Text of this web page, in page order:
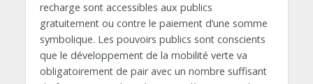
recharge sont accessibles aux publics
gratuitement ou contre le paiement d’une somme
symbolique. Les pouvoirs publics sont conscients
que le développement de la mobilité verte va
obligatoirement de pair avec un nombre suffisant